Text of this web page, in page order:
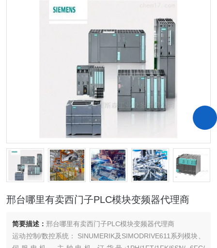
邢台哪里有卖西门子PLC模块变频器代理商
简要描述：邢台哪里有卖西门子PLC模块变频器代理商
运动控制/数控系统： SINUMERIK及SIMODRIVE611系列模块、